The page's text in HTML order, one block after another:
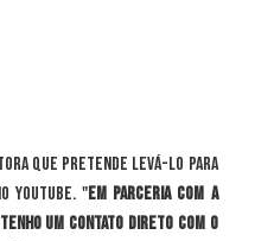
que pretende levá-lo para
YouTube. "Em parceria com a
um contato direto com o